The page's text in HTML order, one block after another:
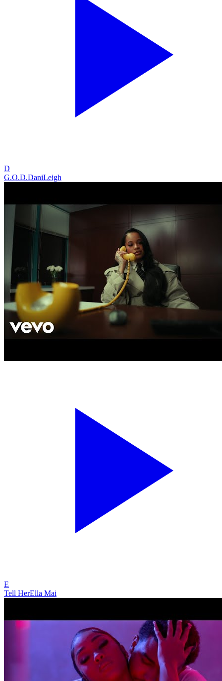
D
G.O.D.DaniLeigh
E
Tell HerElla Mai